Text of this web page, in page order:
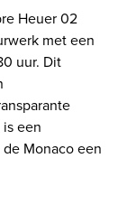
Heuer 02
met een
uur. Dit
een
Monaco een